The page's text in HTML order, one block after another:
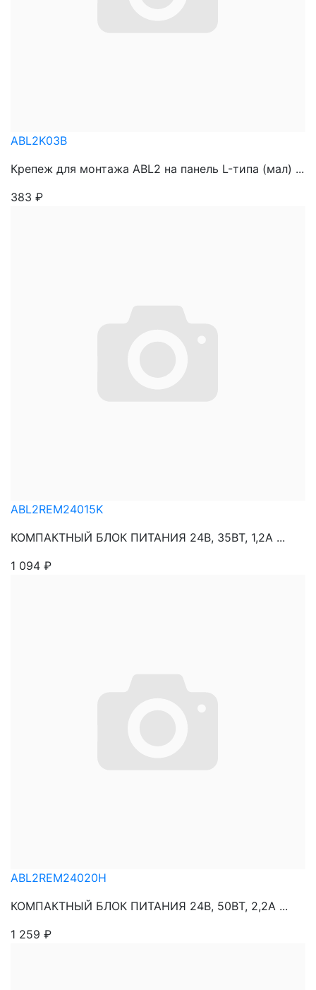
ABL2K03B
Крепеж для монтажа ABL2 на панель L-типа (мал) ...
383 ₽
ABL2REM24015K
КОМПАКТНЫЙ БЛОК ПИТАНИЯ 24В, 35ВТ, 1,2А ...
1 094 ₽
ABL2REM24020H
КОМПАКТНЫЙ БЛОК ПИТАНИЯ 24В, 50ВТ, 2,2А ...
1 259 ₽